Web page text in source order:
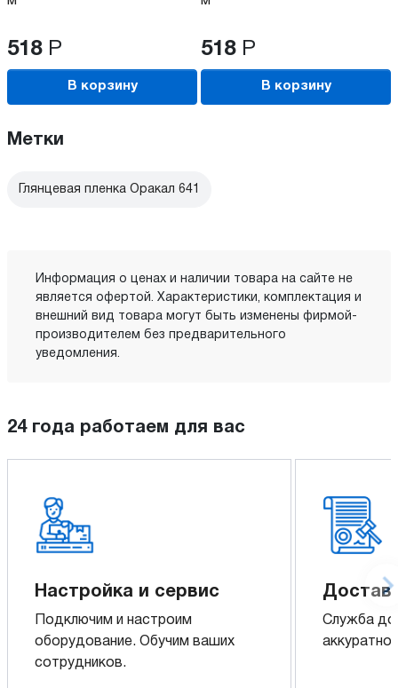
518 Р
В корзину
518 Р
В корзину
Метки
Глянцевая пленка Оракал 641
Информация о ценах и наличии товара на сайте не
является офертой. Характеристики, комплектация и
внешний вид товара могут быть изменены фирмой-
производителем без предварительного
уведомления.
24 года работаем для вас
Настройка и сервис
Подключим и настроим
оборудование. Обучим ваших
сотрудников.
Служба
аккуратно